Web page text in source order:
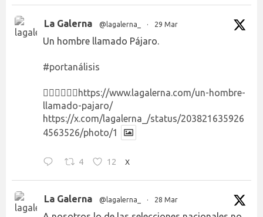
La Galerna @lagalerna_ · 29 Mar
Un hombre llamado Pájaro.
#portanálisis
👉🏻👉🏻👉🏻 https://www.lagalerna.com/un-hombre-
llamado-pajaro/
https://x.com/lagalerna_/status/203821635926
4563526/photo/1
4 12 X
La Galerna @lagalerna_ · 28 Mar